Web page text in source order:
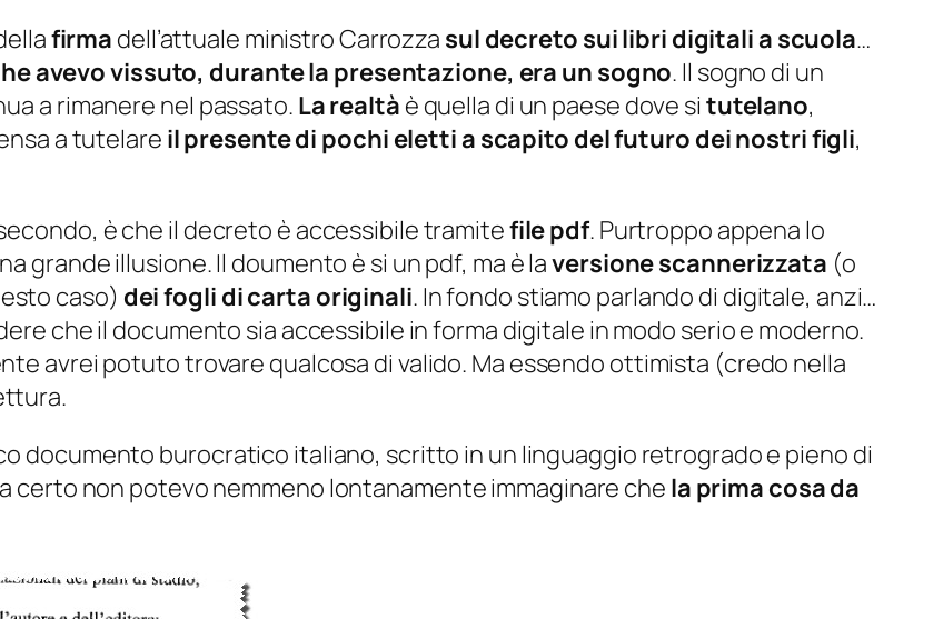
firma dell’attuale ministro Carrozza sul decreto sui libri digitali a scuola…
avevo vissuto, durante la presentazione, era un sogno. Il sogno di un
a rimanere nel passato. La realtà è quella di un paese dove si tutelano,
a tutelareil presente di pochi eletti a scapito del futuro dei nostri figli,
è che il decreto è accessibile tramitefile pdf. Purtroppo appena lo
grande illusione. Il doumento è si un pdf, ma è laversione scannerizzata (o
caso) dei fogli di carta originali. In fondo stiamo parlando di digitale, anzi…
che il documento sia accessibile in forma digitale in modo serio e moderno.
avrei potuto trovare qualcosa di valido. Ma essendo ottimista (credo nella
documento burocratico italiano, scritto in un linguaggio retrogrado e pieno di
certo non potevo nemmeno lontanamente immaginare che la prima cosa da